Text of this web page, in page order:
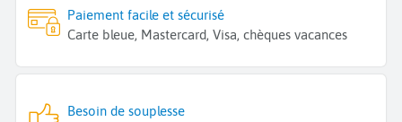
Paiement facile et sécurisé
Carte bleue, Mastercard, Visa, chèques vacances
Besoin de souplesse